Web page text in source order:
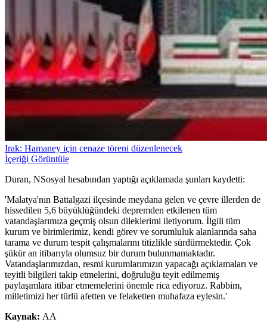
Irak: Hamaney için cenaze töreni düzenlenecek
İçeriği Görüntüle
Duran, NSosyal hesabından yaptığı açıklamada şunları kaydetti:
'Malatya'nın Battalgazi ilçesinde meydana gelen ve çevre illerden de
hissedilen 5,6 büyüklüğündeki depremden etkilenen tüm
vatandaşlarımıza geçmiş olsun dileklerimi iletiyorum. İlgili tüm
kurum ve birimlerimiz, kendi görev ve sorumluluk alanlarında saha
tarama ve durum tespit çalışmalarını titizlikle sürdürmektedir. Çok
şükür an itibarıyla olumsuz bir durum bulunmamaktadır.
Vatandaşlarımızdan, resmi kurumlarımızın yapacağı açıklamaları ve
teyitli bilgileri takip etmelerini, doğruluğu teyit edilmemiş
paylaşımlara itibar etmemelerini önemle rica ediyoruz. Rabbim,
milletimizi her türlü afetten ve felaketten muhafaza eylesin.'
Kaynak: AA